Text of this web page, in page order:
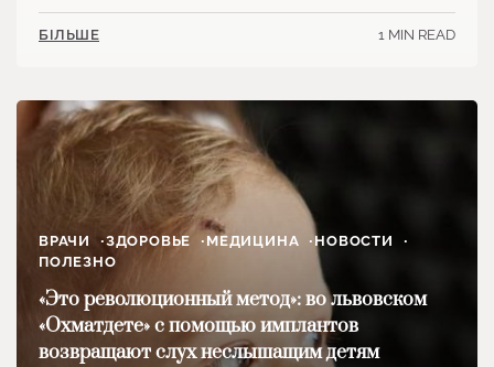
БІЛЬШЕ 1 MIN READ
ВРАЧИ ЗДОРОВЬЕ МЕДИЦИНА
НОВОСТИ
ПОЛЕЗНО
«Это революционный метод»: во львовском
«Охматдете» с помощью имплантов
возвращают слух неслышащим детям